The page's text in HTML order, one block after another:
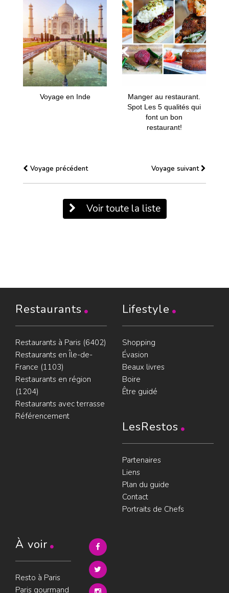
Voyage en Inde
Manger au restaurant.
Spot Les 5 qualités qui
font un bon
restaurant!
Voyage précédent Voyage suivant
Voir toute la liste
Restaurants
Restaurants à Paris (6402)
Restaurants en Île-de-
France (1103)
Restaurants en région
(1204)
Restaurants avec terrasse
Référencement
Lifestyle
Shopping
Évasion
Beaux livres
Boire
Être guidé
LesRestos
Partenaires
Liens
Plan du guide
Contact
Portraits de Chefs
À voir
Resto à Paris
Paris gourmand